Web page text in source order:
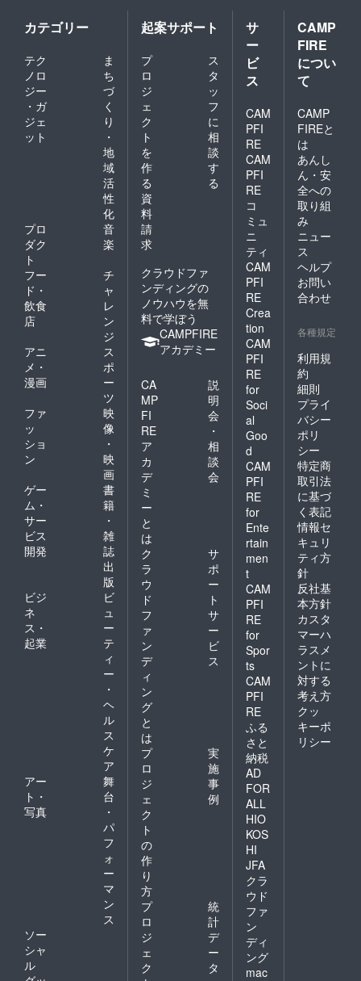
ンク無
料チ
ケット
2
枚をご
提供し
ます。
レミア
ム支援
謝礼】
映
画『ブ
レード
ラン
ナー ２
９』
イ
ンター
ナショ
ナル版
劇場用
セット
ライア
ン・ゴ
ズリン
グ ver.
・
ハリソ
ン・
フォー
ド ver.
※各
1枚ずつ
（非売
限定】
・イ
ベント
オリジ
ナルT
シャツ
（限定
ン）10
枚
※デザイ
ンは、
決定次
CAMPF
IRE上に
て発表
しま
す。
●【SS
プレミ
アム支
援特
会場へ
リムジ
ンにて
送迎さ
せてい
ただき
ます。
・
会場内
の飲食
コー
ナーの
VIP専用
レーン
ご利用
いただ
けま
す。
・
会場内
＆チネ
チッタ
でご利
用可能
なドリ
ンク
無料パ
ス10枚
をご提
カテゴリー
テク
ノロ
ジー
・ガ
ジェ
ット
ま
ち
づ
く
り
・
地
域
活
性
化
プロ
ダク
ト
音
楽
フー
ド・
飲食
店
チ
ャ
レ
ン
ジ
アニ
メ・
漫画
ス
ポ
ー
ツ
ファ
ッ
ショ
ン
映
像
・
映
画
ゲー
ム・
サー
ビス
開発
書
籍
・
雑
誌
出
版
ビジ
ネ
ス・
起業
ビ
ュ
ー
テ
ィ
ー
・
ヘ
ル
ス
ケ
ア
アー
ト・
写真
舞
台
・
パ
フ
ォ
ー
マ
ン
ス
ソー
シャ
ル
起案サポート
プ
ロ
ジ
ェ
ク
ト
を
作
る
ス
タ
ッ
フ
に
相
談
す
る
資
料
請
求
クラウドファ
ンディングの
ノウハウを無
料で学ぼう
CAMPFIRE
アカデミー
CA
MP
FI
RE
ア
カ
デ
ミ
ー
と
は
説
明
会
・
相
談
会
ク
ラ
ウ
ド
フ
ァ
ン
デ
ィ
ン
グ
と
は
サ
ポ
ー
ト
サ
ー
ビ
ス
プ
ロ
ジ
ェ
ク
ト
の
作
り
方
実
施
事
例
プ
ロ
ジ
ェ
ク
統
計
デ
ー
タ
サ
ー
ビ
ス
CAM
PFI
RE
CAM
PFI
RE
コ
ミュ
ニ
ティ
CAM
PFI
RE
Crea
tion
CAM
PFI
RE
for
Soci
al
Goo
d
CAM
PFI
RE
for
Ente
rtain
men
t
CAM
PFI
RE
for
Spor
ts
CAM
PFI
RE
ふる
さと
納税
AD
FOR
ALL
HIO
KOS
HI
JFA
クラ
ウド
ファ
ン
ディ
ング
mac
CAMP
FIRE
につい
て
CAMP
FIREと
は
あんし
ん・安
全への
取り組
み
ニュー
ス
ヘルプ
お問い
合わせ
各種規定
利用規
約
細則
プライ
バシー
ポリ
シー
特定商
取引法
に基づ
く表記
情報セ
キュリ
ティ方
針
反社基
本方針
カスタ
マーハ
ラスメ
ントに
対する
考え方
クッ
キーポ
リシー